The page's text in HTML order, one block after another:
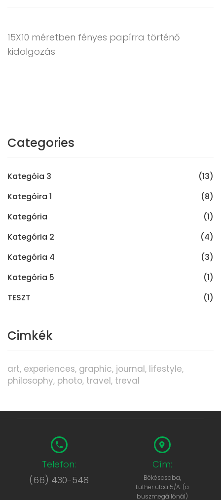
15X10 méretben fényes papírra történő
kidolgozás
Categories
Kategóia 3
(13)
Kategóira 1
(8)
Kategória
(1)
Kategória 2
(4)
Kategória 4
(3)
Kategória 5
(1)
TESZT
(1)
Cimkék
art experiences graphic journal lifestyle
philosophy photo travel treval
Telefon:
(66) 430-548
Cím:
Békéscsaba,
Luther utca 5/A. (a
buszmegállónál)